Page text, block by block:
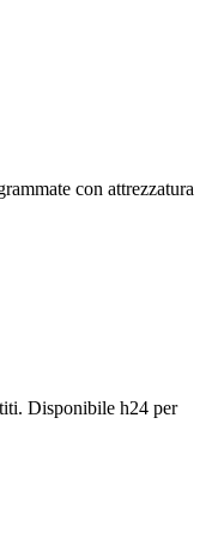
con attrezzatura
Disponibile h24 per